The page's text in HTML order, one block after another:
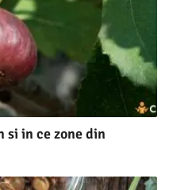
si in ce zone din